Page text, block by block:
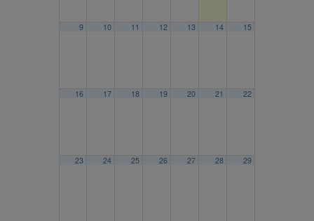
9 10 11 12 13 14 15
16 17 18 19 20 21 22
23 24 25 26 27 28 29